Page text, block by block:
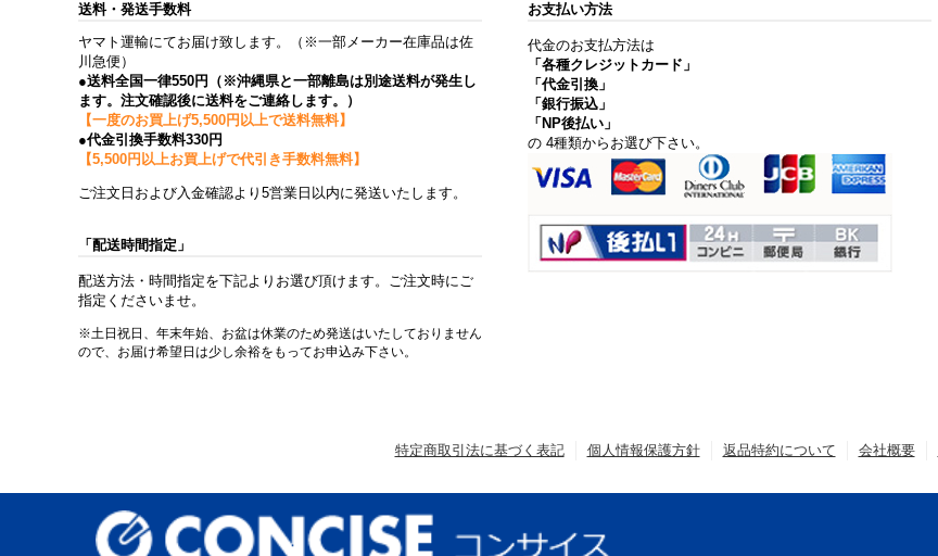
送料・発送手数料
ヤマト運輸にてお届け致します。（※一部メーカー在庫品は佐
川急便）
●送料全国一律550円（※沖縄県と一部離島は別途送料が発生し
ます。注文確認後に送料をご連絡します。）
【一度のお買上げ5,500円以上で送料無料】
●代金引換手数料330円
【5,500円以上お買上げで代引き手数料無料】
ご注文日および入金確認より5営業日以内に発送いたします。
「配送時間指定」
配送方法・時間指定を下記よりお選び頂けます。ご注文時にご
指定くださいませ。
※土日祝日、年末年始、お盆は休業のため発送はいたしておりません
ので、お届け希望日は少し余裕をもってお申込み下さい。
お支払い方法
代金のお支払方法は
「各種クレジットカード」
「代金引換」
「銀行振込」
「NP後払い」
の 4種類からお選び下さい。
特定商取引法に基づく表記 個人情報保護方針 返品特約について 会社概要